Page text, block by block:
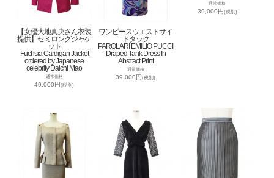
【女優大地真央さん衣装
提供】セミロングジャケ
ット
Fuchsia Cardigan Jacket
ordered by Japanese
celebrity Daichi Mao
通常価格
49,000円(税別)
ワンピースウエストサイ
ドタック
PAROLARI EMILIO PUCCI
Draped Tank Dress In
Abstract Print
通常価格
39,000円(税別)
通常価格
39,000円(税別)